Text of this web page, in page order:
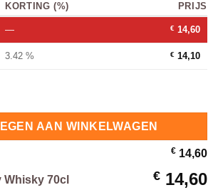
KORTING (%) PRIJS
— € 14,60
3.42 % € 14,10
70cl hoeveelheid
AAN WINKELWAGEN
€ 14,60
70cl € 14,60